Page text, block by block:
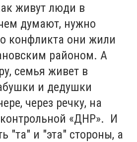
живут люди в
думают, нужно
конфликта они жили
районом. А
семья живет в
и дедушки
через речку, на
«ДНР». И
"та" и "эта" стороны, а